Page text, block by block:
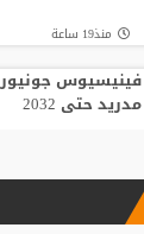
منذ19 ساعة
فينيسيوس
مدريد حتى 2032
بعد رفض